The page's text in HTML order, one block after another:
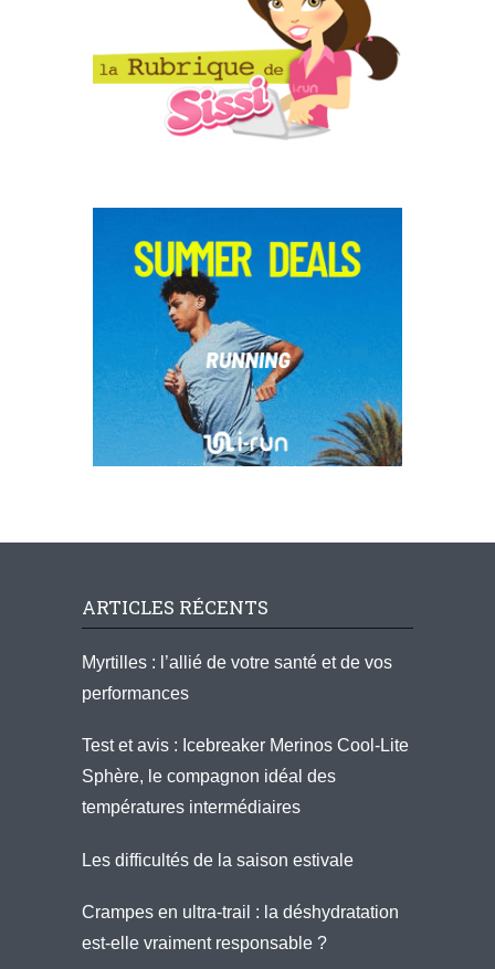
ARTICLES RÉCENTS
Myrtilles : l’allié de votre santé et de vos
performances
Test et avis : Icebreaker Merinos Cool-Lite
Sphère, le compagnon idéal des
températures intermédiaires
Les difficultés de la saison estivale
Crampes en ultra-trail : la déshydratation
est-elle vraiment responsable ?